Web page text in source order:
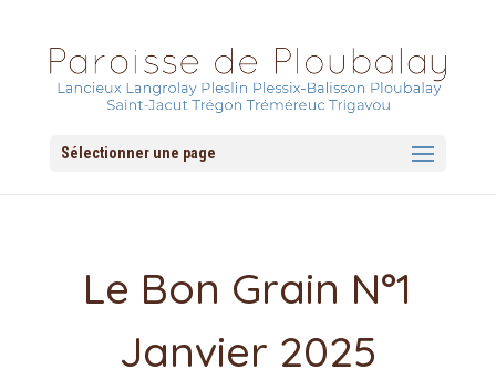
Sélectionner une page
Le Bon Grain N°1
Janvier 2025